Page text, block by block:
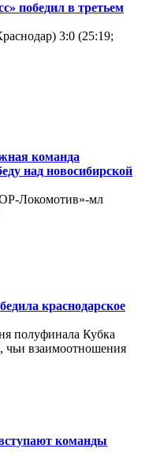
победил в третьем
3:0 (25:19;
команда
над новосибирской
Локомотив»-мл
краснодарское
полуфинала Кубка
чьи взаимоотношения
команды